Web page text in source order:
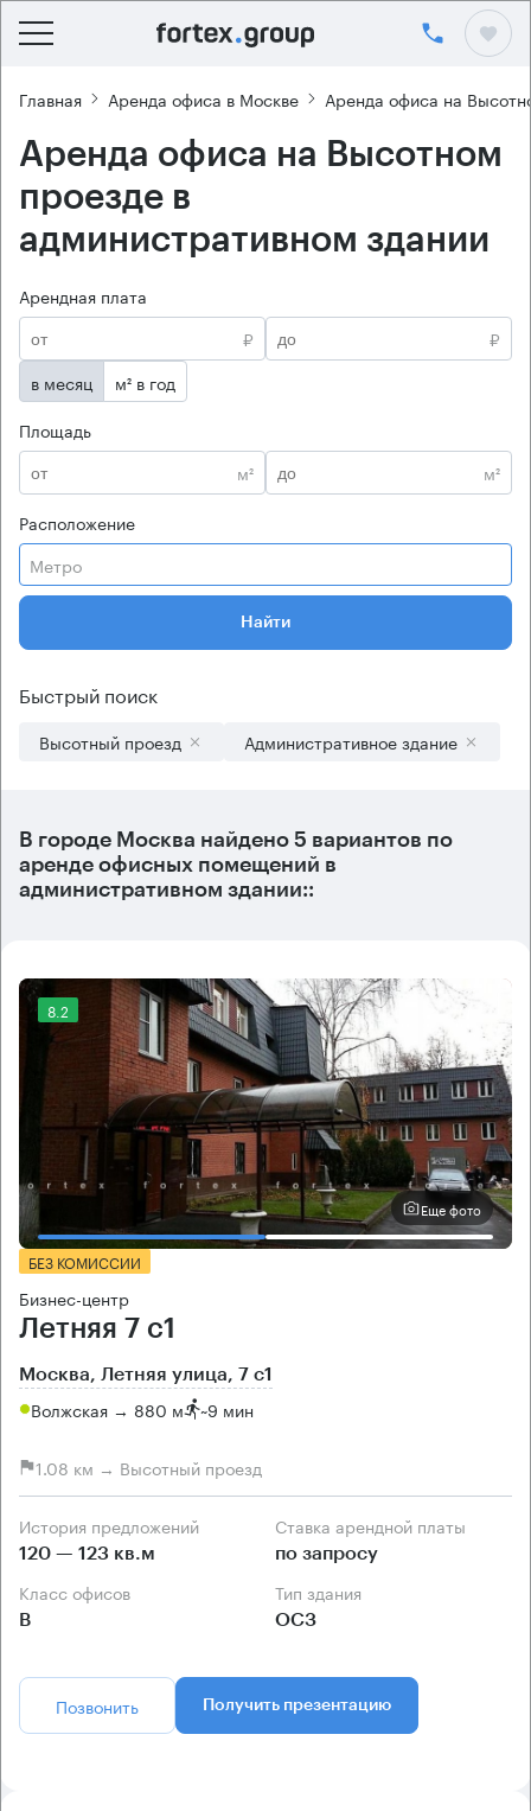
Главная Аренда офиса в Москве Аренда офиса на
Аренда офиса на Высотном
проезде в
административном здании
Арендная плата
₽
₽
в месяц
м² в год
Площадь
м²
м²
Расположение
Метро
Найти
Быстрый поиск
Высотный проезд Административное здание
В городе Москва найдено 5 вариантов по
аренде офисных помещений в
административном здании::
8.2
Еще фото
БЕЗ КОМИССИИ
Бизнес-центр
Летняя 7 с1
Москва, Летняя улица, 7 с1
Волжская → 880 м ~9 мин
1.08 км → Высотный проезд
История предложений
120 — 123 кв.м
Ставка арендной платы
по запросу
Класс офисов
B
Тип здания
ОСЗ
Позвонить Получить презентацию